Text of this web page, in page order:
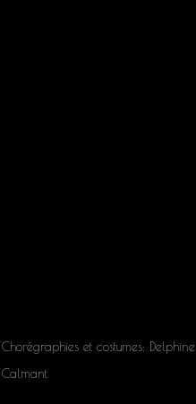
Chorégraphies et costumes: Delphine
Calmant